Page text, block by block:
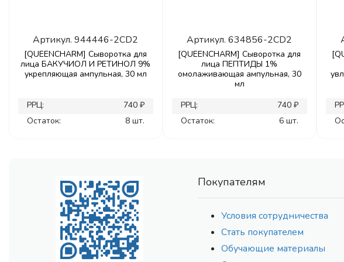
Артикул.944446-2CD2
[QUEENCHARM] Сыворотка для
лица БАКУЧИОЛ И РЕТИНОЛ 9%
укрепляющая ампульная, 30 мл
РРЦ:
740 ₽
Остаток:
8 шт.
Артикул.634856-2CD2
[QUEENCHARM] Сыворотка для
лица ПЕПТИДЫ 1%
омолаживающая ампульная, 30
мл
РРЦ:
740 ₽
Остаток:
6 шт.
Покупателям
Условия сотрудничества
Стать покупателем
Обучающие материалы